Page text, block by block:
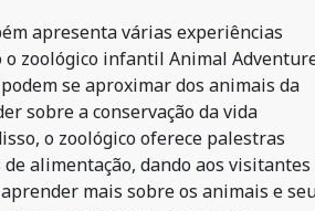
apresenta várias experiências
o zoológico infantil Animal
se aproximar dos animais da
sobre a conservação da vida
o zoológico oferece palestras
alimentação, dando aos visitantes
mais sobre os animais e